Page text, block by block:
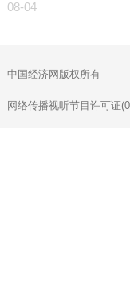
08-04
中国经济网版权所有
网络传播视听节目许可证